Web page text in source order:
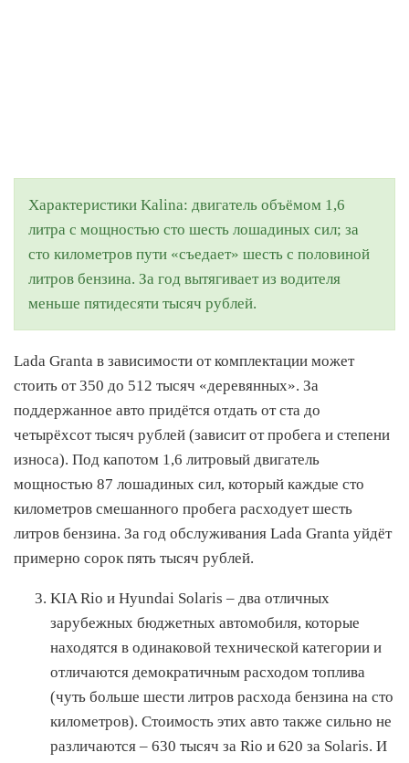
Характеристики Kalina: двигатель объёмом 1,6
литра с мощностью сто шесть лошадиных сил; за
сто километров пути «съедает» шесть с половиной
литров бензина. За год вытягивает из водителя
меньше пятидесяти тысяч рублей.
Lada Granta в зависимости от комплектации может
стоить от 350 до 512 тысяч «деревянных». За
поддержанное авто придётся отдать от ста до
четырёхсот тысяч рублей (зависит от пробега и степени
износа). Под капотом 1,6 литровый двигатель
мощностью 87 лошадиных сил, который каждые сто
километров смешанного пробега расходует шесть
литров бензина. За год обслуживания Lada Granta уйдёт
примерно сорок пять тысяч рублей.
KIA Rio и Hyundai Solaris – два отличных
зарубежных бюджетных автомобиля, которые
находятся в одинаковой технической категории и
отличаются демократичным расходом топлива
(чуть больше шести литров расхода бензина на сто
километров). Стоимость этих авто также сильно не
различаются – 630 тысяч за Rio и 620 за Solaris. И